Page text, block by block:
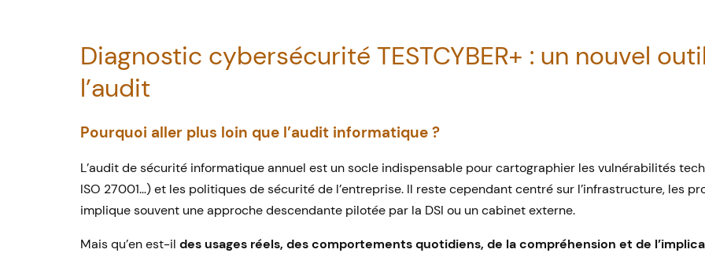
Diagnostic cybersécurité TESTCYBER+ : un nouvel
l’audit
Pourquoi aller plus loin que l’audit informatique ?
L’audit de sécurité informatique annuel est un socle indispensable pour cartographier les vulnérabilités
ISO 27001…) et les politiques de sécurité de l’entreprise. Il reste cependant centré sur l’infrastructure, les
implique souvent une approche descendante pilotée par la DSI ou un cabinet externe.
Mais qu’en est-il des usages réels, des comportements quotidiens, de la compréhension et de